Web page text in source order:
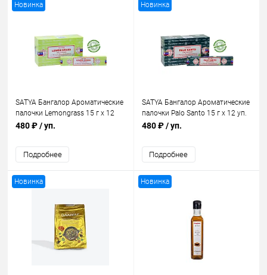
Новинка
SATYA Бангалор Ароматические
палочки Lemongrass 15 г х 12
уп.
480 ₽/ уп.
Подробнее
Новинка
SATYA Бангалор Ароматические
палочки Palo Santo 15 г х 12 уп.
480 ₽/ уп.
Подробнее
Новинка Новинка